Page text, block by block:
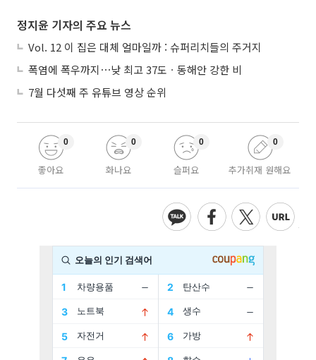
정지윤 기자의 주요 뉴스
Vol. 12 이 집은 대체 얼마일까 : 슈퍼리치들의 주거지
폭염에 폭우까지⋯낮 최고 37도ㆍ동해안 강한 비
7월 다섯째 주 유튜브 영상 순위
좋아요
0
화나요
0
슬퍼요
0
추가취재 원해요
0